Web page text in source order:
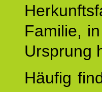
Familie,
Ursprung
Häufig